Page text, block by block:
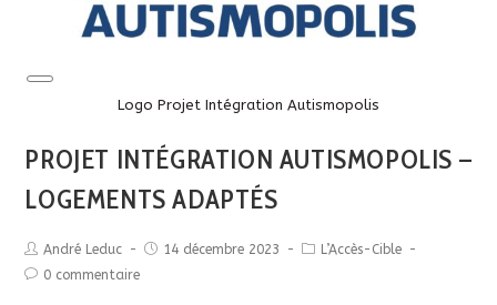
Long
Logo Projet Intégration Autismopolis
PROJET INTÉGRATION AUTISMOPOLIS –
LOGEMENTS ADAPTÉS
André Leduc 14 décembre 2023
L’Accès-Cible
0 commentaire